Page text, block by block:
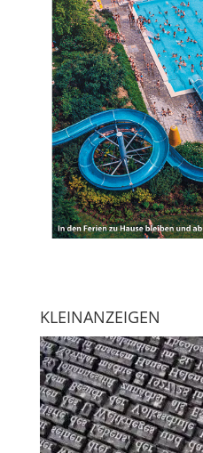
KLEINANZEIGEN